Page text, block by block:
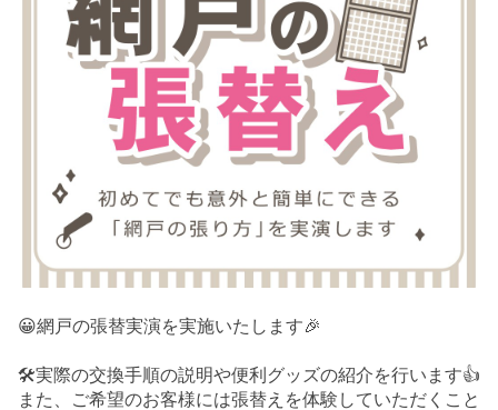
😀網戸の張替実演を実施いたします🎉
🛠️実際の交換手順の説明や便利グッズの紹介を行います👍
また、ご希望のお客様には張替えを体験していただくこと